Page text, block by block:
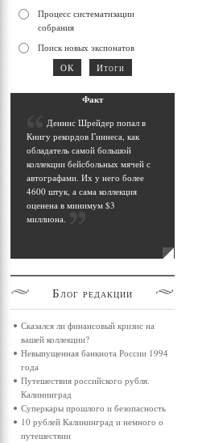
Процесс систематизации
собрания
Поиск новых экспонатов
Факт
Деннис Шрейдер попал в
Книгу рекордов Гиннеса, как
обладатель самой большой
коллекции бейсбольных мячей с
автографами. Их у него более
4600 штук, а сама коллекция
оценена в минимум $3
миллиона.
Блог редакции
Сказался ли финансовый кризис на
вашей коллекции?
Невыпущенная банкнота России 1994
года
Путешествия российского рубля.
Калининград
Суперкары прошлого и безопасность
10 рублей Калининград и немного о
путешествии